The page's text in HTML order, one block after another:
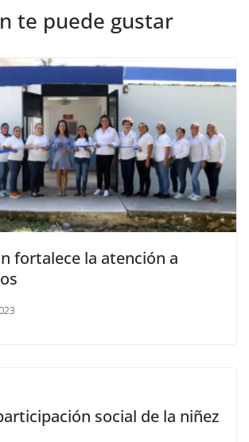
te puede gustar
fortalece la atención a
social de la niñez